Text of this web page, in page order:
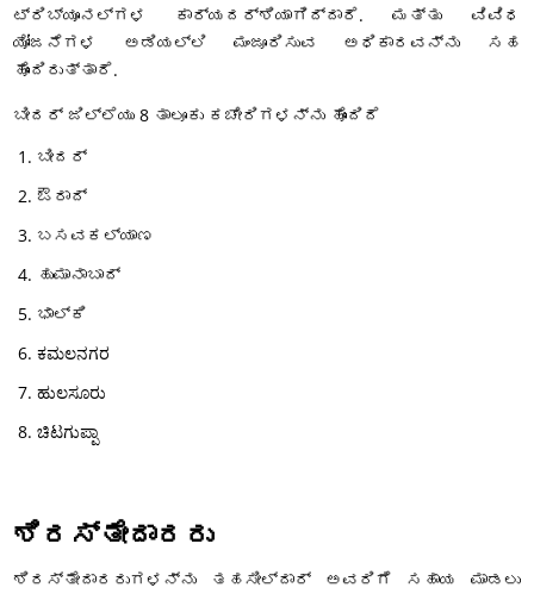
ಟ್ರಿಬ್ಯೂನಲ್ಗಳ ಕಾರ್ಯದರ್ಶಿಯಾಗಿದ್ದಾರೆ. ಮತ್ತು ವಿವಿಧ
ಯೋಜನೆಗಳ ಅಡಿಯಲ್ಲಿ ಮಂಜೂರಿಸುವ ಅಧಿಕಾರವನ್ನು ಸಹ
ಹೊಂದಿರುತ್ತಾರೆ.
ಬೀದರ್ ಜಿಲ್ಲೆಯು 8 ತಾಲೂಕು ಕಚೇರಿಗಳನ್ನು ಹೊಂದಿದೆ
ಬೀದರ್
ಔರಾದ್
ಬಸವಕಲ್ಯಾಣ
ಹುಮಾನಾಬಾದ್
ಭಾಲ್ಕಿ
ಕಮಲನಗರ
ಹುಲಸೂರು
ಚಿಟಗುಪ್ಪಾ
ಶಿರಸ್ತೇದಾರರು
ಶಿರಸ್ತೇದಾರರುಗಳನ್ನು ತಹಸೀಲ್ದಾರ್ ಅವರಿಗೆ ಸಹಾಯ ಮಾಡಲು